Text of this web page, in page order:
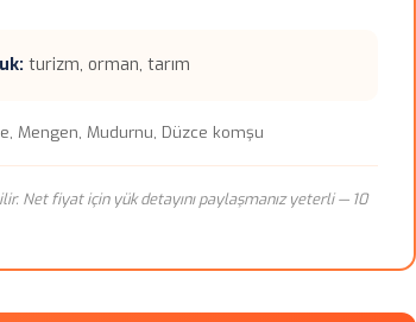
turizm, orman, tarım
Mengen, Mudurnu, Düzce komşu
Net fiyat için yük detayını paylaşmanız yeterli — 10